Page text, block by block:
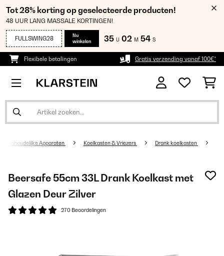
Tot 28% korting op geselecteerde producten!
48 UUR LANG MASSALE KORTINGEN!
FULLSWING28
Nu
winkelen
35 U 02 M 54 S
Flexibele betalingen Gratis verzending vanaf 100€*
Huishoudelijke Apparaten Koelkasten & Vriezers Drank koelkasten
Beersafe 55cm 33L Drank Koelkast met
Glazen Deur Zilver
270 Beoordelingen